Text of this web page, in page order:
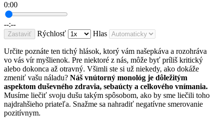
0:00
--:--
Zastaviť Rýchlosť Hlas
Určite poznáte ten tichý hlások, ktorý vám našepkáva a rozohráva
vo vás vír myšlienok. Pre niektoré z nás, môže byť príliš kritický
alebo dokonca až otravný. Všimli ste si už niekedy, ako dokáže
zmeniť vašu náladu? Náš vnútorný monológ je dôležitým
aspektom duševného zdravia, sebaúcty a celkového vnímania.
Musíme liečiť svoju dušu takým spôsobom, ako by sme liečili toho
najdrahšieho priateľa. Snažme sa nahradiť negatívne smerovanie
pozitívnym.